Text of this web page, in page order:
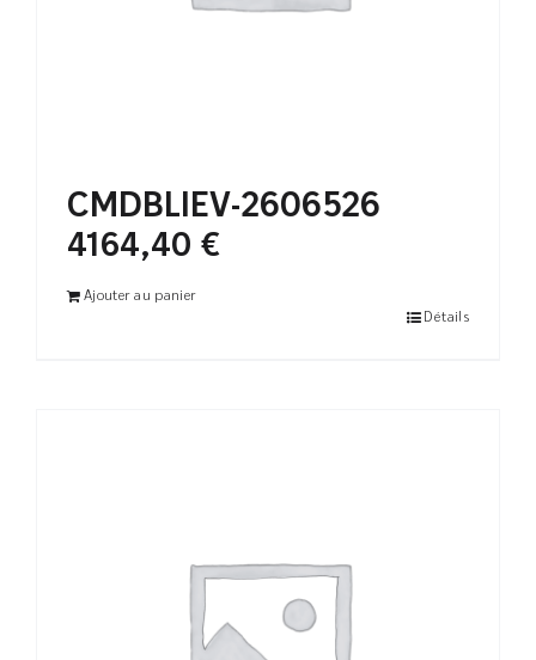
CMDBLIEV-2606526
4164,40 €
Ajouter au panier
Détails